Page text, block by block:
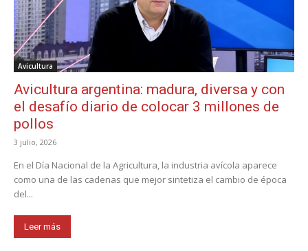
Avicultura
Avicultura argentina: madura, diversa y con
el desafío diario de colocar 3 millones de
pollos
3 julio, 2026
En el Día Nacional de la Agricultura, la industria avícola aparece
como una de las cadenas que mejor sintetiza el cambio de época
del...
Leer más